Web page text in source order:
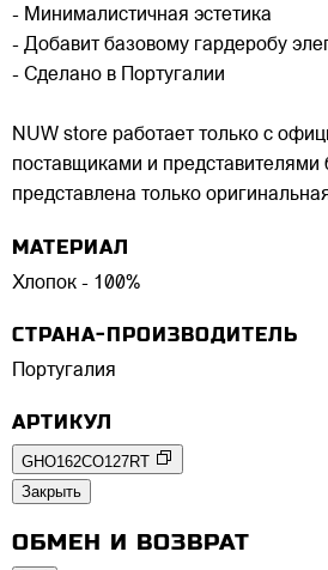
- Минималистичная эстетика
- Добавит базовому гардеробу
- Сделано в Португалии
NUW store работает только с
поставщиками и представителями
представлена только
МАТЕРИАЛ
Хлопок - 100%
СТРАНА-ПРОИЗВОДИТЕЛЬ
Португалия
АРТИКУЛ
GHO162CO127RT
Закрыть
ОБМЕН И ВОЗВРАТ